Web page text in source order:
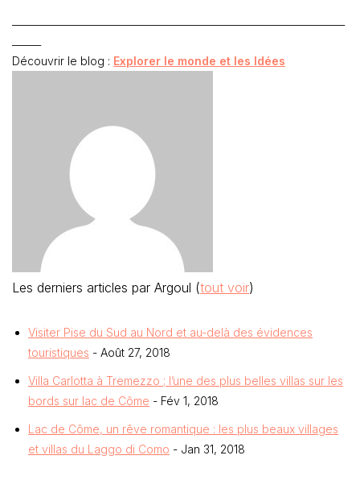
Découvrir le blog : Explorer le monde et les Idées
Les derniers articles par Argoul (tout voir)
Visiter Pise du Sud au Nord et au-delà des évidences
touristiques - Août 27, 2018
Villa Carlotta à Tremezzo ; l’une des plus belles villas sur les
bords sur lac de Côme - Fév 1, 2018
Lac de Côme, un rêve romantique : les plus beaux villages
et villas du Laggo di Como - Jan 31, 2018